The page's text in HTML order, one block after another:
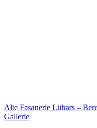
Alte Fasanerie Lübars –
Gallerie